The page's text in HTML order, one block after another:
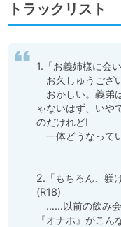
トラックリスト
1.「お義姉様に会い
お久しゅうござ
おかしい。義弟
ゃないはず、いや
のだけれど!
一体どうなって
2.「もちろん、躾
(R18)
……以前の飲み会
『オナホ』がこ